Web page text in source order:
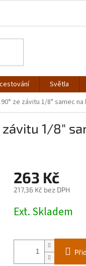
Světla
ze závitu 1/8" samec na
1/8"
263 Kč
217,36 Kč bez DPH
cena:
Ext. Skladem